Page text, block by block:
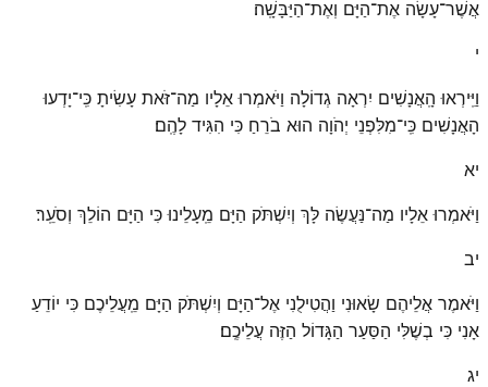
אֲשֶׁר־עָשָׂה אֶת־הַיָּם וְאֶת־הַיַּבָּשָֽׁה׃
י
וַיִּֽירְאוּ הָֽאֲנָשִׁים יִרְאָה גְדוֹלָה וַיֹּאמְרוּ אֵלָיו מַה־זֹּאת עָשִׂיתָ כִּֽי־יָדְעוּ
הָאֲנָשִׁים כִּֽי־מִלִּפְנֵי יְהֹוָה הוּא בֹרֵחַ כִּי הִגִּיד לָהֶֽם׃
יא
וַיֹּאמְרוּ אֵלָיו מַה־נַּעֲשֶׂה לָּךְ וְיִשְׁתֹּק הַיָּם מֵֽעָלֵינוּ כִּי הַיָּם הוֹלֵךְ וְסֹעֵֽר׃
יב
וַיֹּאמֶר אֲלֵיהֶם שָׂאוּנִי וַהֲטִילֻנִי אֶל־הַיָּם וְיִשְׁתֹּק הַיָּם מֵֽעֲלֵיכֶם כִּי יוֹדֵעַ
אָנִי כִּי בְשֶׁלִּי הַסַּעַר הַגָּדוֹל הַזֶּה עֲלֵיכֶֽם׃
יג